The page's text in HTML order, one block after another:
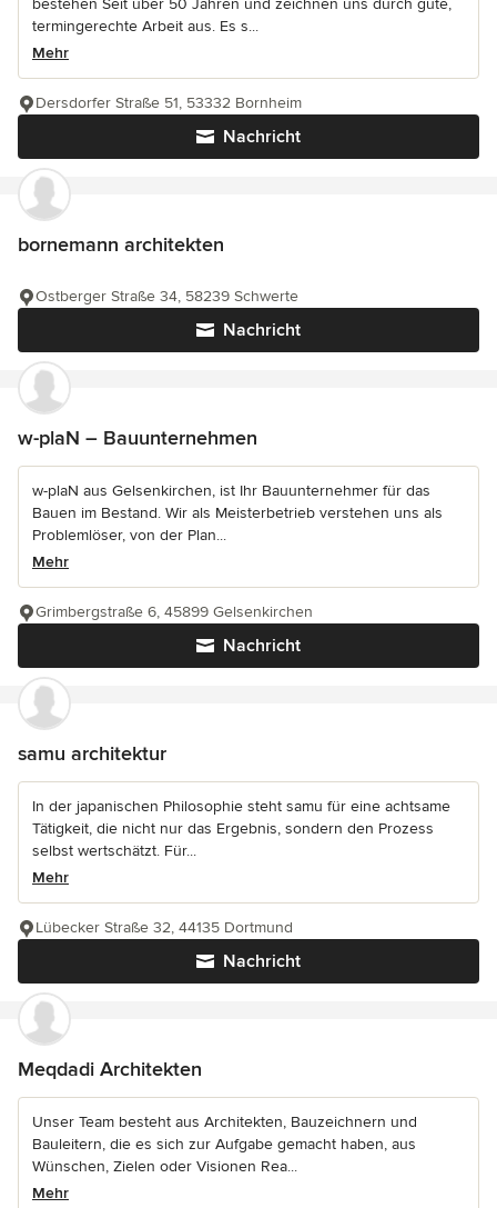
bestehen Seit über 50 Jahren und zeichnen uns durch gute,
termingerechte Arbeit aus. Es s...
Mehr
Nachricht
Dersdorfer Straße 51, 53332 Bornheim
bornemann architekten
Nachricht
Ostberger Straße 34, 58239 Schwerte
w-plaN – Bauunternehmen
w-plaN aus Gelsenkirchen, ist Ihr Bauunternehmer für das
Bauen im Bestand. Wir als Meisterbetrieb verstehen uns als
Problemlöser, von der Plan...
Mehr
Nachricht
Grimbergstraße 6, 45899 Gelsenkirchen
samu architektur
In der japanischen Philosophie steht samu für eine achtsame
Tätigkeit, die nicht nur das Ergebnis, sondern den Prozess
selbst wertschätzt. Für...
Mehr
Nachricht
Lübecker Straße 32, 44135 Dortmund
Meqdadi Architekten
Unser Team besteht aus Architekten, Bauzeichnern und
Bauleitern, die es sich zur Aufgabe gemacht haben, aus
Wünschen, Zielen oder Visionen Rea...
Mehr